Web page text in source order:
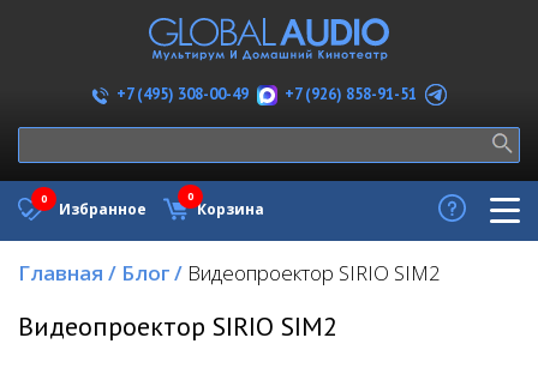
+7 (495) 308-00-49 +7 (926) 858-91-51
Избранное
0
Корзина
0
Главная / Блог/ Видеопроектор SIRIO SIM2
Видеопроектор SIRIO SIM2